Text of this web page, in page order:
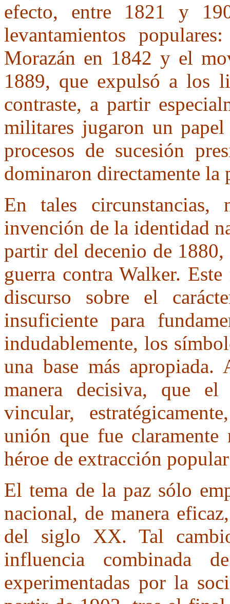
efecto, entre 1821 y
levantamientos
Morazán en 1842 y el
1889, que expulsó a los
contraste, a partir
militares jugaron un
procesos de sucesión
dominaron directamente la
En tales
invención de la identidad
partir del decenio de
guerra contra Walker.
discurso sobre el
insuficiente para
indudablemente, los
una base más
manera decisiva, que
vincular,
unión que fue
héroe de extracción
El tema de la paz sólo
nacional, de manera
del siglo XX. Tal
influencia combinada
experimentadas por la